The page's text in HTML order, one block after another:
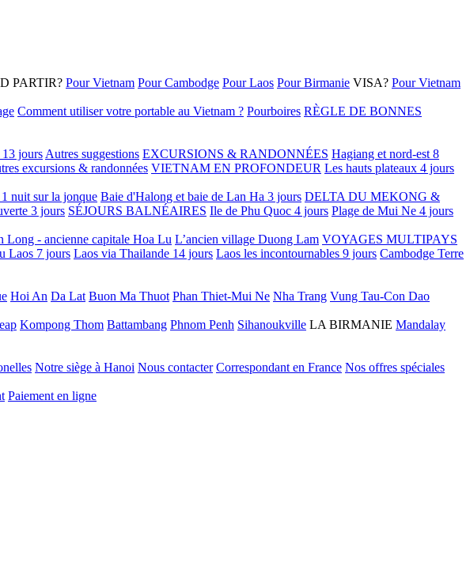
PARTIR? Pour Vietnam Pour Cambodge Pour Laos Pour Birmanie VISA? Pour Vietnam
Comment utiliser votre portable au Vietnam ? Pourboires RÈGLE DE BONNES
13 jours Autres suggestions EXCURSIONS & RANDONNÉES Hagiang et nord-est 8
excursions & randonnées VIETNAM EN PROFONDEUR Les hauts plateaux 4 jours
nuit sur la jonque Baie d'Halong et baie de Lan Ha 3 jours DELTA DU MEKONG &
3 jours SÉJOURS BALNÉAIRES Ile de Phu Quoc 4 jours Plage de Mui Ne 4 jours
Long - ancienne capitale Hoa Lu L’ancien village Duong Lam VOYAGES MULTIPAYS
Laos 7 jours Laos via Thailande 14 jours Laos les incontournables 9 jours Cambodge Terre
Hoi An Da Lat Buon Ma Thuot Phan Thiet-Mui Ne Nha Trang Vung Tau-Con Dao
Kompong Thom Battambang Phnom Penh Sihanoukville LA BIRMANIE Mandalay
Notre siège à Hanoi Nous contacter Correspondant en France Nos offres spéciales
Paiement en ligne